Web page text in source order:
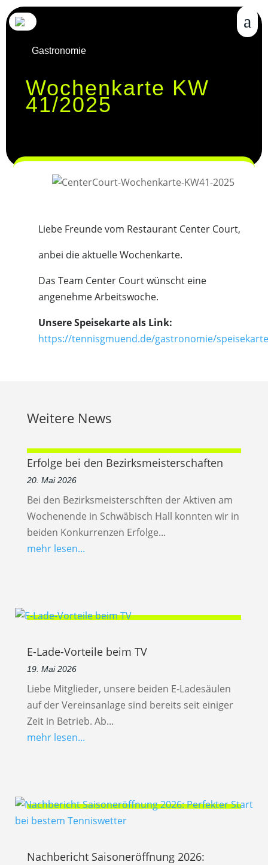
Gastronomie
Wochenkarte KW
41/2025
Liebe Freunde vom Restaurant Center Court,
anbei die aktuelle Wochenkarte.
Das Team Center Court wünscht eine
angenehme Arbeitswoche.
Unsere Speisekarte als Link:
https://tennisgmuend.de/gastronomie/
Weitere News
Erfolge bei den Bezirksmeisterschaften
20. Mai 2026
Bei den Bezirksmeisterschften der Aktiven am
Wochenende in Schwäbisch Hall konnten wir in
beiden Konkurrenzen Erfolge...
mehr lesen...
E-Lade-Vorteile beim TV
19. Mai 2026
Liebe Mitglieder, unsere beiden E-Ladesäulen
auf der Vereinsanlage sind bereits seit einiger
Zeit in Betrieb. Ab...
mehr lesen...
Nachbericht Saisoneröffnung 2026: